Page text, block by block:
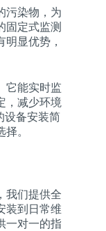
污染物，为
固定式监测
显优势，
它能实时监
，减少环境
设备安装简
。
我们提供全
装到日常维
一对一的指